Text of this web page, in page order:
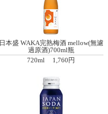
日本盛 WAKA完熟梅酒 mellow(無濾
過原酒)700ml瓶
720ml
1,760円